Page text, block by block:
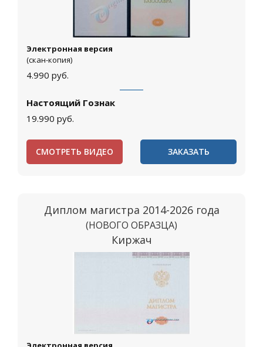
Электронная версия
(скан-копия)
4.990 руб.
Настоящий Гознак
19.990 руб.
СМОТРЕТЬ ВИДЕО ЗАКАЗАТЬ
Диплом магистра 2014-2026 года
(НОВОГО ОБРАЗЦА)
Киржач